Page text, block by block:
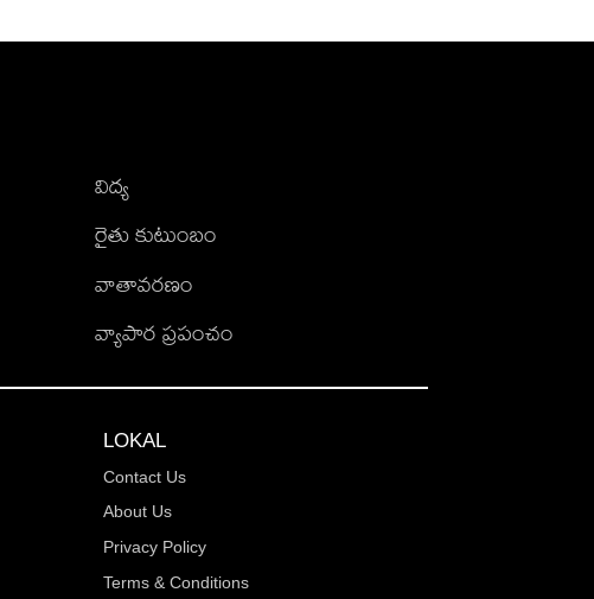
విద్య
రైతు కుటుంబం
వాతావరణం
వ్యాపార ప్రపంచం
LOKAL
Contact Us
About Us
Privacy Policy
Terms & Conditions